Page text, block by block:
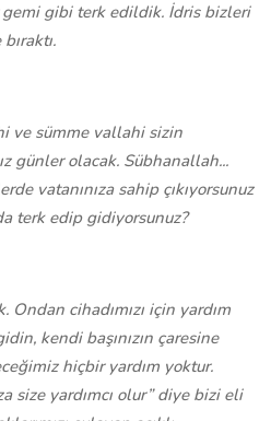
gemi gibi terk edildik. İdris bizleri
ve sümme vallahi sizin
günler olacak. Sübhanallah...
vatanınıza sahip çıkıyorsunuz
terk edip gidiyorsunuz?
Ondan cihadımızı için yardım
kendi başınızın çaresine
hiçbir yardım yoktur.
size yardımcı olur” diye bizi eli